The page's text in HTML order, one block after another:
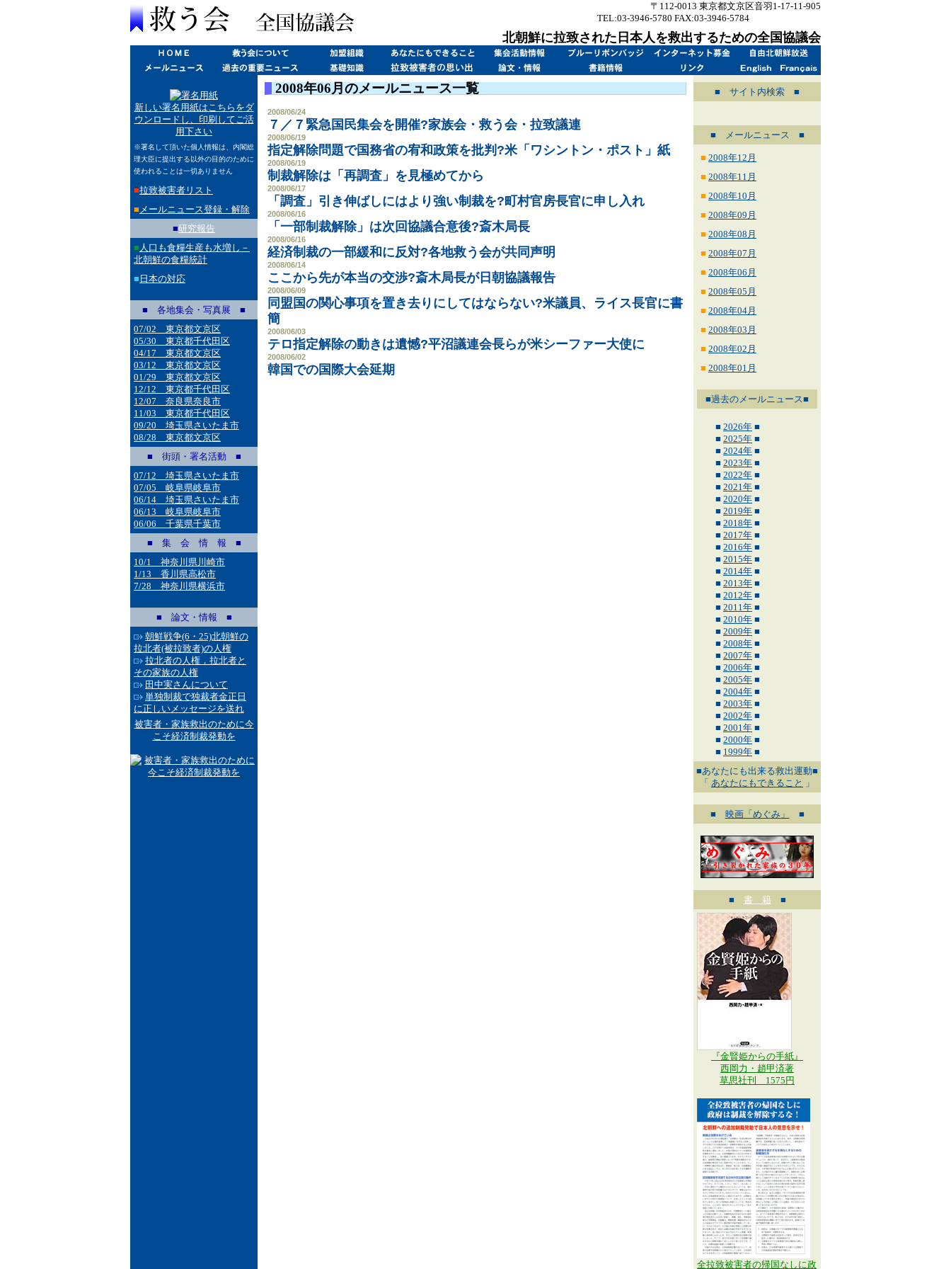
〒112-0013 東京都文京区音羽1-17-11-905
TEL:03-3946-5780 FAX:03-3946-5784
北朝鮮に拉致された日本人を救出するための全国協議会
新しい署名用紙はこちらをダ
ウンロードし、印刷してご活
用下さい
※署名して頂いた個人情報は、内閣総
理大臣に提出する以外の目的のために
使われることは一切ありません
■拉致被害者リスト
■ メールニュース登録・解除
■研究報告
■ 人口も食糧生産も水増し－
北朝鮮の食糧統計
■ 日本の対応
■ 各地集会・写真展 ■
07/02 東京都文京区
05/30 東京都千代田区
04/17 東京都文京区
03/12 東京都文京区
01/29 東京都文京区
12/12 東京都千代田区
12/07 奈良県奈良市
11/03 東京都千代田区
09/20 埼玉県さいたま市
08/28 東京都文京区
■ 街頭・署名活動 ■
07/12 埼玉県さいたま市
07/05 岐阜県岐阜市
06/14 埼玉県さいたま市
06/13 岐阜県岐阜市
06/06 千葉県千葉市
■ 集 会 情 報 ■
10/1 神奈川県川崎市
1/13 香川県高松市
7/28 神奈川県横浜市
■ 論文・情報 ■
朝鮮戦争(6・25)北朝鮮の
拉北者(被拉致者)の人権
拉北者の人権，拉北者と
その家族の人権
田中実さんについて
単独制裁で独裁者金正日
に正しいメッセージを送れ
被害者・家族救出のために今
こそ経済制裁発動を
2008年06月のメールニュース一覧
2008/06/24
７／７緊急国民集会を開催?家族会・救う会・拉致議連
2008/06/19
指定解除問題で国務省の宥和政策を批判?米「ワシントン・ポスト」紙
2008/06/19
制裁解除は「再調査」を見極めてから
2008/06/17
「調査」引き伸ばしにはより強い制裁を?町村官房長官に申し入れ
2008/06/16
「一部制裁解除」は次回協議合意後?斎木局長
2008/06/16
経済制裁の一部緩和に反対?各地救う会が共同声明
2008/06/14
ここから先が本当の交渉?斎木局長が日朝協議報告
2008/06/09
同盟国の関心事項を置き去りにしてはならない?米議員、ライス長官に書
簡
2008/06/03
テロ指定解除の動きは遺憾?平沼議連会長らが米シーファー大使に
2008/06/02
韓国での国際大会延期
■ サイト内検索 ■
■ メールニュース ■
■ 2008年12月
■ 2008年11月
■ 2008年10月
■ 2008年09月
■ 2008年08月
■ 2008年07月
■ 2008年06月
■ 2008年05月
■ 2008年04月
■ 2008年03月
■ 2008年02月
■ 2008年01月
■過去のメールニュース■
■ 2026年 ■
■ 2025年 ■
■ 2024年 ■
■ 2023年 ■
■ 2022年 ■
■ 2021年 ■
■ 2020年 ■
■ 2019年 ■
■ 2018年 ■
■ 2017年 ■
■ 2016年 ■
■ 2015年 ■
■ 2014年 ■
■ 2013年 ■
■ 2012年 ■
■ 2011年 ■
■ 2010年 ■
■ 2009年 ■
■ 2008年 ■
■ 2007年 ■
■ 2006年 ■
■ 2005年 ■
■ 2004年 ■
■ 2003年 ■
■ 2002年 ■
■ 2001年 ■
■ 2000年 ■
■ 1999年 ■
■あなたにも出来る救出運動■
「 あなたにもできること 」
■ 映画「めぐみ」 ■
■ 書 籍 ■
『金賢姫からの手紙』
西岡力・趙甲済著
草思社刊 1575円
全拉致被害者の帰国なしに政